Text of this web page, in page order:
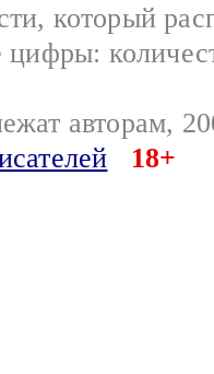
который
цифры:
авторам,
18+